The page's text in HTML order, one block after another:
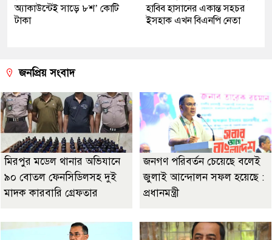
অ্যাকাউন্টেই সাড়ে ৮শ’ কোটি
টাকা
হাবিব হাসানের একান্ত সহচর
ইসহাক এখন বিএনপি নেতা
জনপ্রিয় সংবাদ
মিরপুর মডেল থানার অভিযানে
৯০ বোতল ফেনসিডিলসহ দুই
মাদক কারবারি গ্রেফতার
জনগণ পরিবর্তন চেয়েছে বলেই
জুলাই আন্দোলন সফল হয়েছে :
প্রধানমন্ত্রী